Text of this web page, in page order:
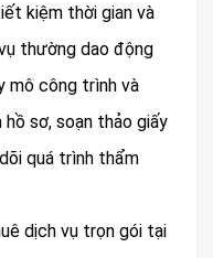
kiệm thời gian và
thường dao động
mô công trình và
sơ, soạn thảo giấy
quá trình thẩm
dịch vụ trọn gói tại